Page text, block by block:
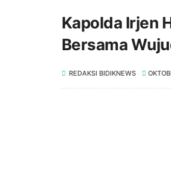
Kapolda Irjen
Bersama
REDAKSI BIDIKNEWS